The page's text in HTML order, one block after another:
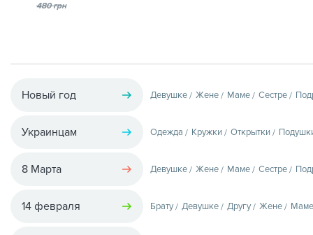
480 грн
Новый год Девушке Жене Маме Сестре
Украинцам Одежда Кружки Открытки
8 Марта Девушке Жене Маме Сестре
14 февраля Брату Девушке Другу Жене Маме